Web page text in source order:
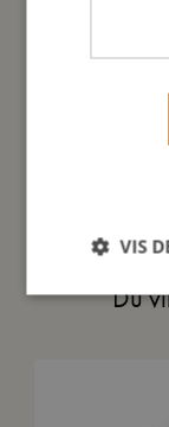
Sådan plejer du
Du
VIS